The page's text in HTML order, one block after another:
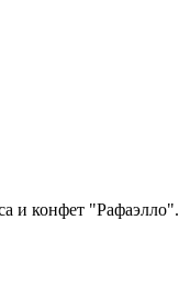
и конфет "Рафаэлло".